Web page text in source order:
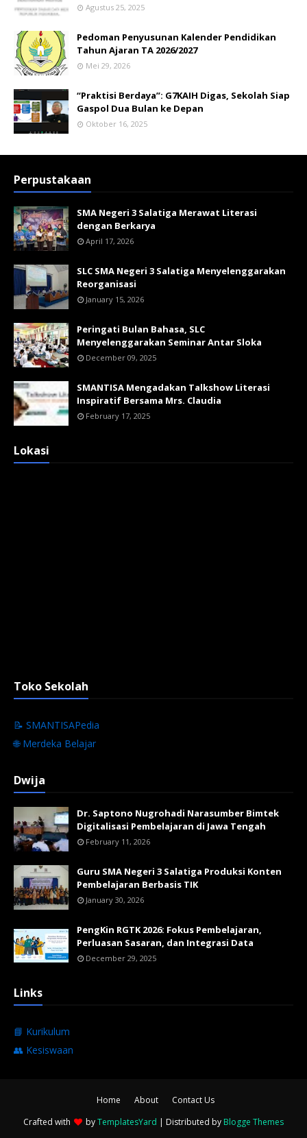
Agustus 25, 2025
Pedoman Penyusunan Kalender Pendidikan
Tahun Ajaran TA 2026/2027
Mei 29, 2026
“Praktisi Berdaya”: G7KAIH Digas, Sekolah Siap
Gaspol Dua Bulan ke Depan
Oktober 16, 2025
Perpustakaan
SMA Negeri 3 Salatiga Merawat Literasi
dengan Berkarya
April 17, 2026
SLC SMA Negeri 3 Salatiga Menyelenggarakan
Reorganisasi
January 15, 2026
Peringati Bulan Bahasa, SLC
Menyelenggarakan Seminar Antar Sloka
December 09, 2025
SMANTISA Mengadakan Talkshow Literasi
Inspiratif Bersama Mrs. Claudia
February 17, 2025
Lokasi
Toko Sekolah
📝 SMANTISAPedia
🌐 Merdeka Belajar
Dwija
Dr. Saptono Nugrohadi Narasumber Bimtek
Digitalisasi Pembelajaran di Jawa Tengah
February 11, 2026
Guru SMA Negeri 3 Salatiga Produksi Konten
Pembelajaran Berbasis TIK
January 30, 2026
PengKin RGTK 2026: Fokus Pembelajaran,
Perluasan Sasaran, dan Integrasi Data
December 29, 2025
Links
📘 Kurikulum
👥 Kesiswaan
Home About
Contact Us
Crafted with
byTemplatesYard | Distributed by Blogge Themes